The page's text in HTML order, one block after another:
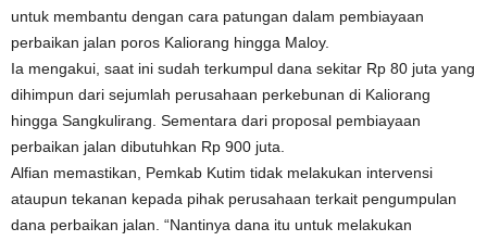
untuk membantu dengan cara patungan dalam pembiayaan
perbaikan jalan poros Kaliorang hingga Maloy.
Ia mengakui, saat ini sudah terkumpul dana sekitar Rp 80 juta yang
dihimpun dari sejumlah perusahaan perkebunan di Kaliorang
hingga Sangkulirang. Sementara dari proposal pembiayaan
perbaikan jalan dibutuhkan Rp 900 juta.
Alfian memastikan, Pemkab Kutim tidak melakukan intervensi
ataupun tekanan kepada pihak perusahaan terkait pengumpulan
dana perbaikan jalan. “Nantinya dana itu untuk melakukan